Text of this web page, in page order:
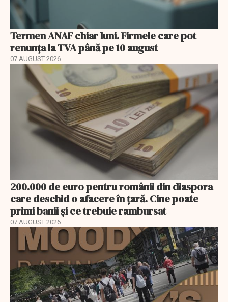
Termen ANAF chiar luni. Firmele care pot
renunța la TVA până pe 10 august
07 AUGUST 2026
200.000 de euro pentru românii din diaspora
care deschid o afacere în țară. Cine poate
primi banii și ce trebuie rambursat
07 AUGUST 2026